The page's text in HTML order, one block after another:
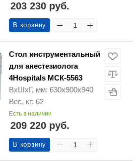
203 230 руб.
В корзину
Стол инструментальный
для анестезиолога
4Hospitals МСК-5563
ВхШхГ, мм: 630х900х940
Вес, кг: 62
Есть в наличии
209 220 руб.
В корзину